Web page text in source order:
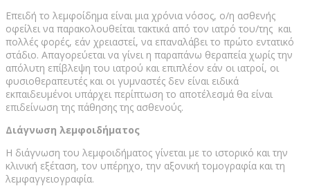
Επειδή το λεμφοίδημα είναι μια χρόνια νόσος, ο/η ασθενής
οφείλει να παρακολουθείται τακτικά από τον ιατρό του/της και
πολλές φορές, εάν χρειαστεί, να επαναλάβει το πρώτο εντατικό
στάδιο. Απαγορεύεται να γίνει η παραπάνω θεραπεία χωρίς την
απόλυτη επίβλεψη του ιατρού και επιπλέον εάν οι ιατροί, οι
φυσιοθεραπευτές και οι γυμναστές δεν είναι ειδικά
εκπαιδευμένοι υπάρχει περίπτωση το αποτέλεσμά θα είναι
επιδείνωση της πάθησης της ασθενούς.
Διάγνωση λεμφοιδήματος
Η διάγνωση του λεμφοιδήματος γίνεται με το ιστορικό και την
κλινική εξέταση, τον υπέρηχο, την αξονική τομογραφία και τη
λεμφαγγειογραφία.